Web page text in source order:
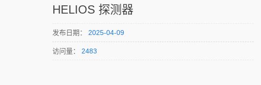
HELIOS 探测器
发布日期： 2025-04-09
访问量： 2483